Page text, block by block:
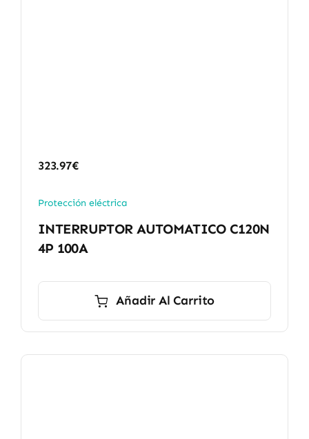
323.97€
Protección eléctrica
INTERRUPTOR AUTOMATICO C120N
4P 100A
Añadir Al Carrito